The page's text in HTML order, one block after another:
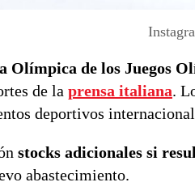
Olímpica de los Juegos
de la prensa italiana.
deportivos
stocks adicionales si
abastecimiento.